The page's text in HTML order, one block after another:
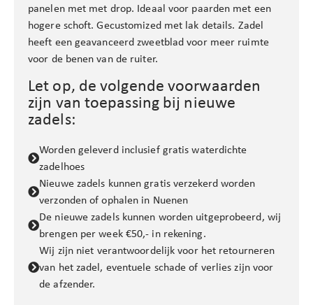
panelen met met drop. Ideaal voor paarden met een
hogere schoft. Gecustomized met lak details. Zadel
heeft een geavanceerd zweetblad voor meer ruimte
voor de benen van de ruiter.
Let op, de volgende voorwaarden
zijn van toepassing bij nieuwe
zadels:
Worden geleverd inclusief gratis waterdichte
zadelhoes
Nieuwe zadels kunnen gratis verzekerd worden
verzonden of ophalen in Nuenen
De nieuwe zadels kunnen worden uitgeprobeerd, wij
brengen per week €50,- in rekening.
Wij zijn niet verantwoordelijk voor het retourneren
van het zadel, eventuele schade of verlies zijn voor
de afzender.